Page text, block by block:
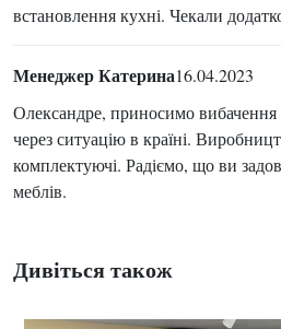
встановлення кухні. Чекали
Менеджер Катерина16.04.2023
Олександре, приносимо вибачення
через ситуацію в країні.
комплектуючі. Радіємо, що ви
меблів.
Дивіться також